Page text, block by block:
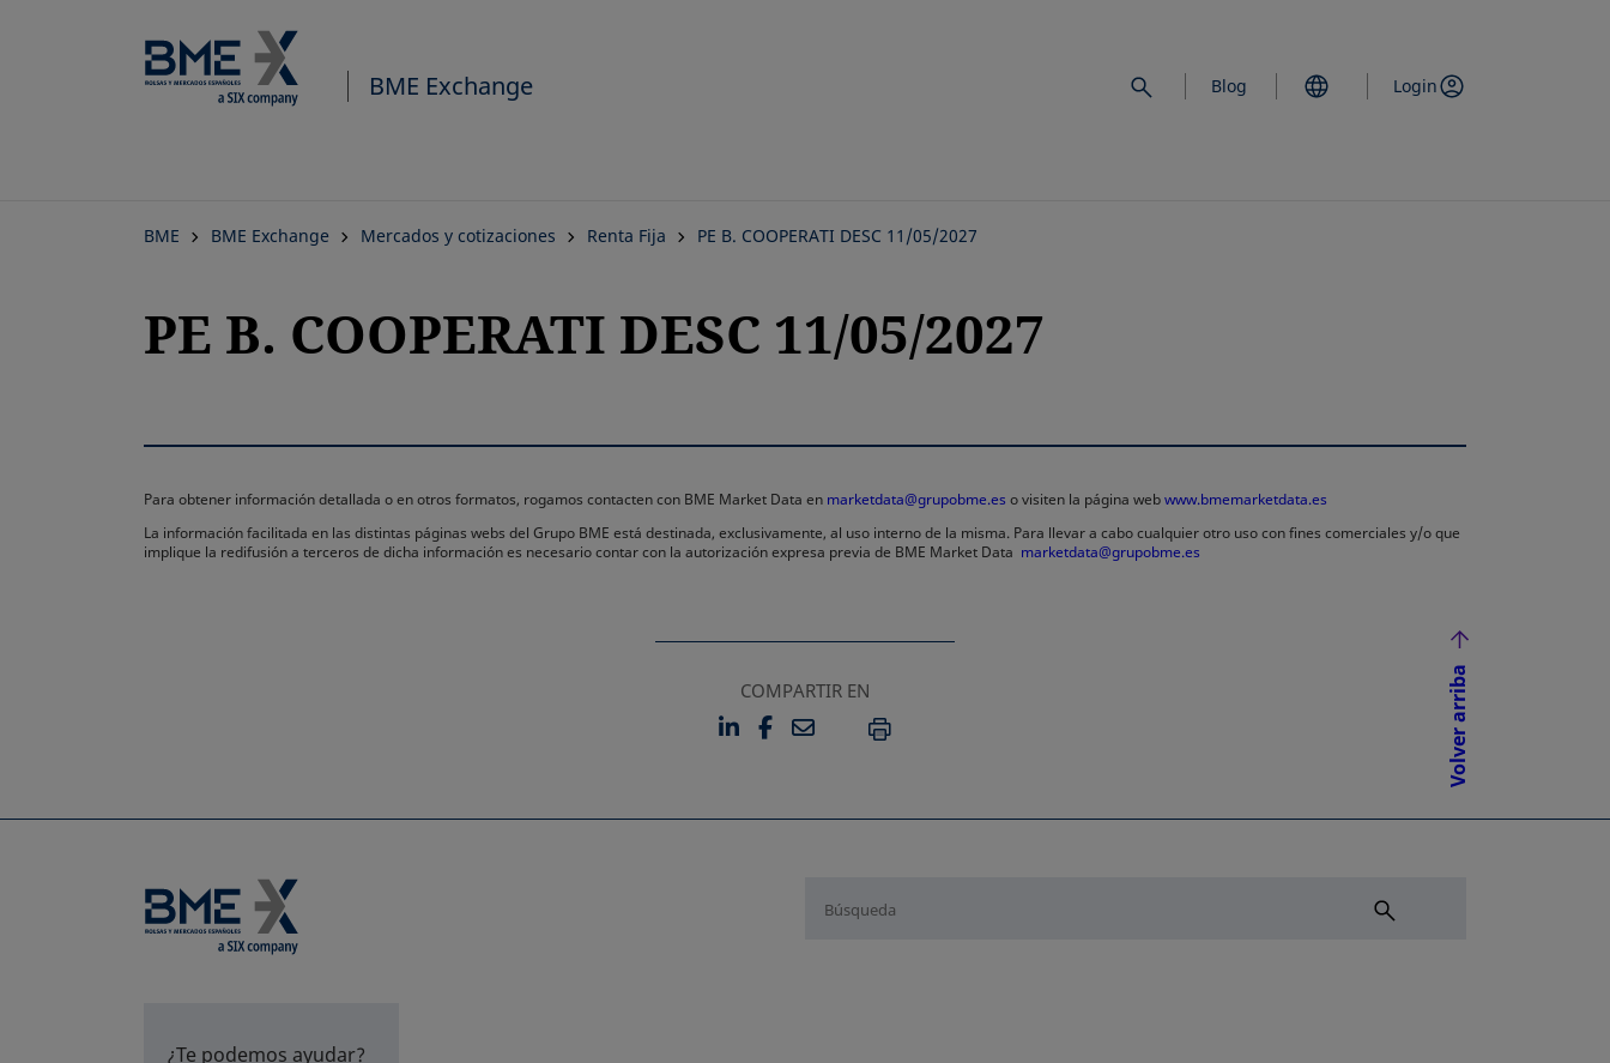
BME Exchange Blog Login
BME BME Exchange Mercados y cotizaciones Renta Fija PE B. COOPERATI DESC 11/05/2027
PE B. COOPERATI DESC 11/05/2027
Para obtener información detallada o en otros formatos, rogamos contacten con BME Market Data en marketdata@grupobme.es o visiten la página webwww.bmemarketdata.es
La información facilitada en las distintas páginas webs del Grupo BME está destinada, exclusivamente, al uso interno de la misma. Para llevar a cabo cualquier otro uso con fines comerciales y/o que
implique la redifusión a terceros de dicha información es necesario contar con la autorización expresa previa de BME Market Data marketdata@grupobme.es
COMPARTIR EN
LINKEDIN
SE ABRE EN UNA PESTAÑA NUEVA
FACEBOOK
SE ABRE EN UNA PESTAÑA NUEVA
EMAILIMPRIMIR Volver arriba
¿Te podemos ayudar?